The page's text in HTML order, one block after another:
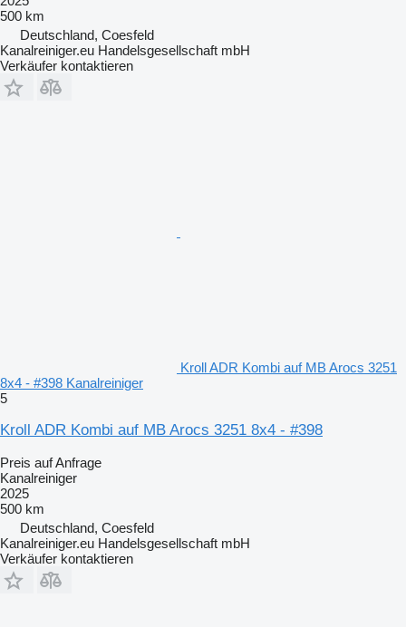
500 km
Deutschland, Coesfeld
Kanalreiniger.eu Handelsgesellschaft mbH
Verkäufer kontaktieren
Kroll ADR Kombi auf MB Arocs 3251
8x4 - #398 Kanalreiniger
5
Kroll ADR Kombi auf MB Arocs 3251 8x4 - #398
Preis auf Anfrage
Kanalreiniger
2025
500 km
Deutschland, Coesfeld
Kanalreiniger.eu Handelsgesellschaft mbH
Verkäufer kontaktieren